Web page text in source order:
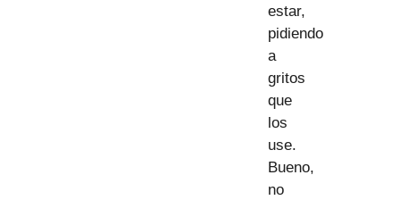
estar,
pidiendo
a
gritos
que
los
use.
Bueno,
no